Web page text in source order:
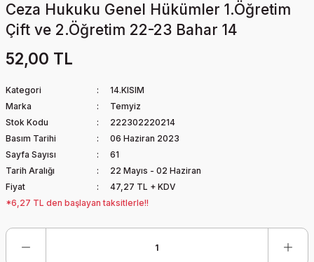
Ceza Hukuku Genel Hükümler 1.Öğretim
Çift ve 2.Öğretim 22-23 Bahar 14
52,00 TL
Kategori
14.KISIM
Marka
Temyiz
Stok Kodu
222302220214
Basım Tarihi
06 Haziran 2023
Sayfa Sayısı
61
Tarih Aralığı
22 Mayıs - 02 Haziran
Fiyat
47,27 TL + KDV
*6,27 TL den başlayan taksitlerle!!